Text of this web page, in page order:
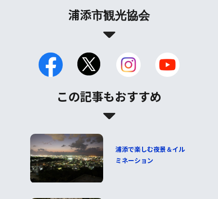
浦添市観光協会
この記事もおすすめ
浦添で楽しむ夜景＆イル
ミネーション